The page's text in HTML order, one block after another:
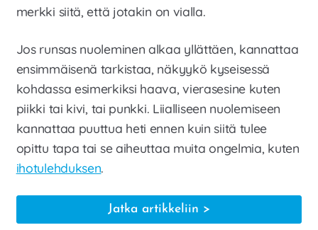
merkki siitä, että jotakin on vialla.
Jos runsas nuoleminen alkaa yllättäen, kannattaa
ensimmäisenä tarkistaa, näkyykö kyseisessä
kohdassa esimerkiksi haava, vierasesine kuten
piikki tai kivi, tai punkki. Liialliseen nuolemiseen
kannattaa puuttua heti ennen kuin siitä tulee
opittu tapa tai se aiheuttaa muita ongelmia, kuten
ihotulehduksen.
Jatka artikkeliin Miksi